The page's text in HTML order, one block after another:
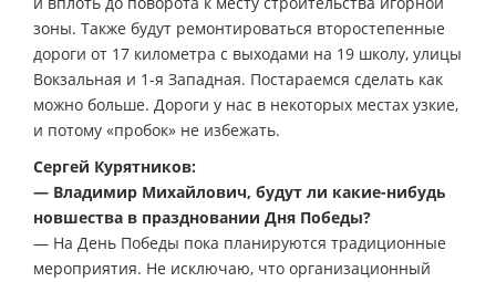
зоны. Также будут ремонтироваться второстепенные
дороги от 17 километра с выходами на 19 школу, улицы
Вокзальная и 1-я Западная. Постараемся сделать как
можно больше. Дороги у нас в некоторых местах узкие,
и потому «пробок» не избежать.
Сергей Курятников:
— Владимир Михайлович, будут ли какие-нибудь
новшества в праздновании Дня Победы?
— На День Победы пока планируются традиционные
мероприятия. Не исключаю, что организационный